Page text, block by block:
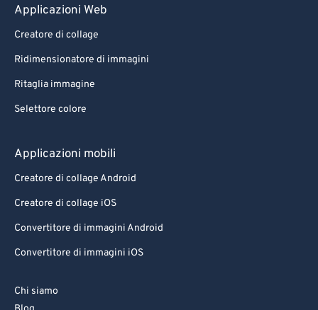
Applicazioni Web
Creatore di collage
Ridimensionatore di immagini
Ritaglia immagine
Selettore colore
Applicazioni mobili
Creatore di collage Android
Creatore di collage iOS
Convertitore di immagini Android
Convertitore di immagini iOS
Chi siamo